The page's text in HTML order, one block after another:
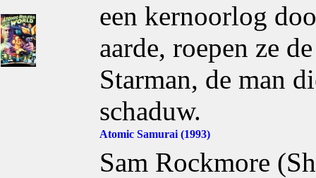
een kernoorlog
aarde, roepen ze
Starman, de man
schaduw.
Atomic Samurai (1993)
Sam Rockmore